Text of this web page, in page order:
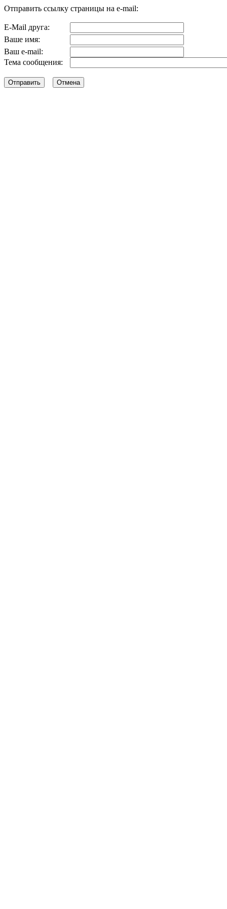
Отправить ссылку страницы на e-mail:
E-Mail друга:
Ваше имя:
Ваш e-mail:
Тема сообщения: